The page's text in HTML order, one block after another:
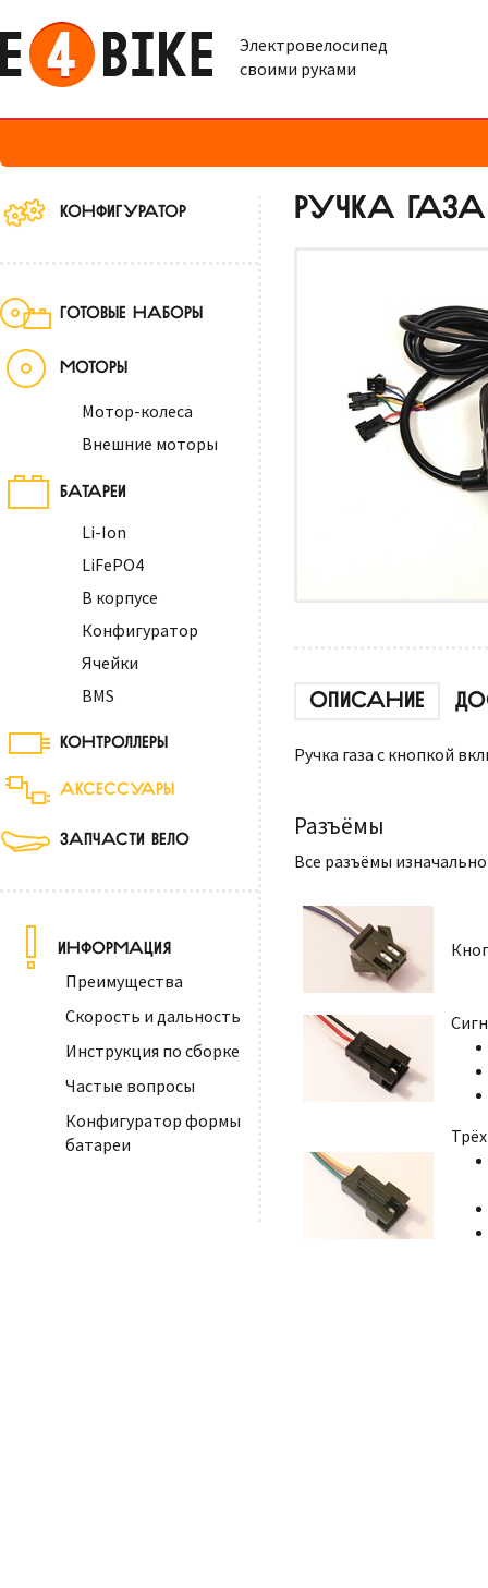
Электровелосипед
своими руками
КОНФИГУРАТОР
ГОТОВЫЕ НАБОРЫ
МОТОРЫ
Мотор-колеса
Внешние моторы
БАТАРЕИ
Li-Ion
LiFePO4
В корпусе
Конфигуратор
Ячейки
BMS
КОНТРОЛЛЕРЫ
АКСЕССУАРЫ
ЗАПЧАСТИ ВЕЛО
ИНФОРМАЦИЯ
Преимущества
Скорость и дальность
Инструкция по сборке
Частые вопросы
Конфигуратор формы
батареи
РУЧКА
ОПИСАНИЕ
Ручка газа с кнопкой
Разъёмы
Все разъёмы